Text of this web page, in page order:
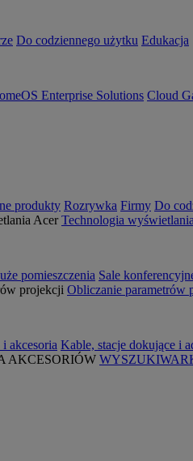
Do codziennego użytku Edukacja
Enterprise Solutions Cloud
produkty Rozrywka Firmy Do
Technologia
pomieszczenia Sale
Obliczanie parametrów
akcesoria Kable, stacje dokujące i